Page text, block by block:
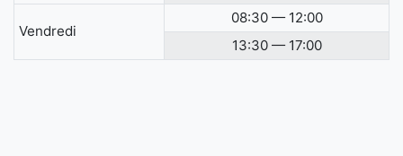
Vendredi
08:30 — 12:00
13:30 — 17:00